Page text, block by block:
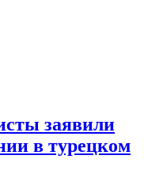
заявили
в турецком